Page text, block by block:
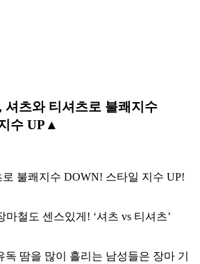
셔츠와 티셔츠로 불쾌지수
수 UP▲
불쾌지수 DOWN! 스타일 지수 UP!
철도 센스있게! ‘셔츠 vs 티셔츠’
땀을 많이 흘리는 남성들은 장마 기